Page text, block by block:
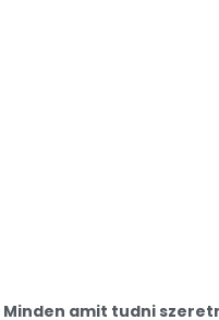
Minden amit tudni